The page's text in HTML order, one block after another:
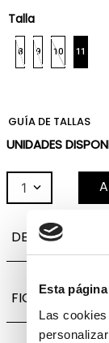
Esta
Las
Talla
8 9 10 11
GUÍA DE TALLAS
UNIDADES
1
DESCRIPCIÓN
FICHA TÉCNICA